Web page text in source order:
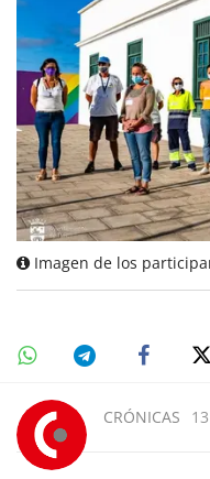
Imagen de los
CRÓNICAS